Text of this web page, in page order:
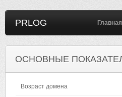
PRLOG Главная
ОСНОВНЫЕ
Возраст домена